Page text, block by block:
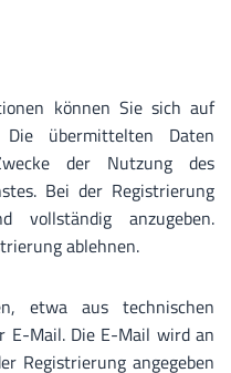
können Sie sich auf
übermittelten Daten
der Nutzung des
Bei der Registrierung
vollständig anzugeben.
ablehnen.
etwa aus technischen
E-Mail. Die E-Mail wird an
Registrierung angegeben